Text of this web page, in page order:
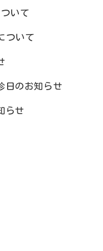
いて
ついて
日のお知らせ
らせ